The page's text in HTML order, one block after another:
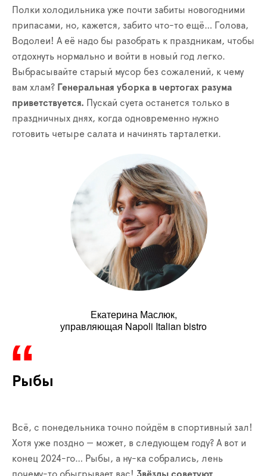
Полки холодильника уже почти забиты новогодними
припасами, но, кажется, забито что-то ещё… Голова,
Водолеи! А её надо бы разобрать к праздникам, чтобы
отдохнуть нормально и войти в новый год легко.
Выбрасывайте старый мусор без сожалений, к чему
вам хлам? Генеральная уборка в чертогах разума
приветствуется. Пускай суета останется только в
праздничных днях, когда одновременно нужно
готовить четыре салата и начинять тарталетки.
Екатерина Маслюк,
управляющая Napoli Italian bistro
Рыбы
Всё, с понедельника точно пойдём в спортивный зал!
Хотя уже поздно — может, в следующем году? А вот и
конец 2024-го… Рыбы, а ну-ка собрались, лень